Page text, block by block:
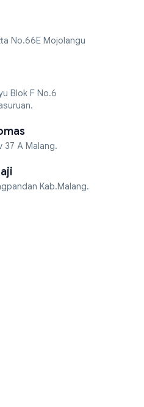
No.66E Mojolangu
Blok F No.6
37 A Malang.
Kab.Malang.